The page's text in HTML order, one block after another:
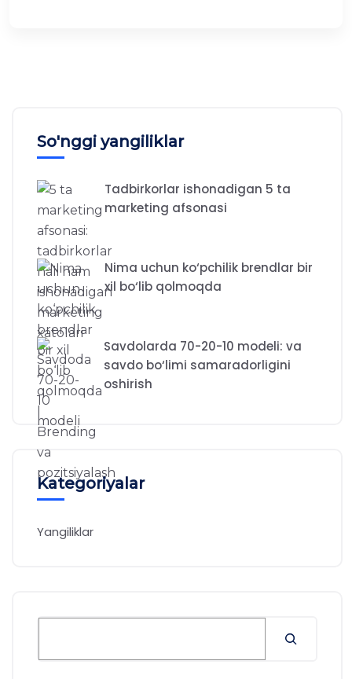
So'nggi yangiliklar
Tadbirkorlar ishonadigan 5 ta
marketing afsonasi
Nima uchun ko‘pchilik brendlar bir
xil bo‘lib qolmoqda
Savdolarda 70-20-10 modeli: va
savdo bo‘limi samaradorligini
oshirish
Kategoriyalar
Yangiliklar